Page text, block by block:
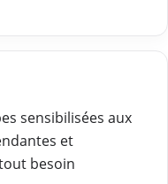
sensibilisées aux
et
besoin